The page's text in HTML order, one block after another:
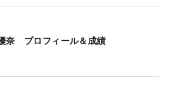
でも一度も首位に並ばれること
ブンパーでプロ2年目のスター
た。
しないようにやっていました。
奈 プロフィール＆成績